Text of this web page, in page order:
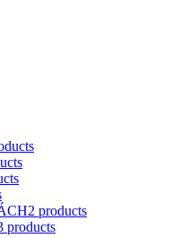
2 products
products